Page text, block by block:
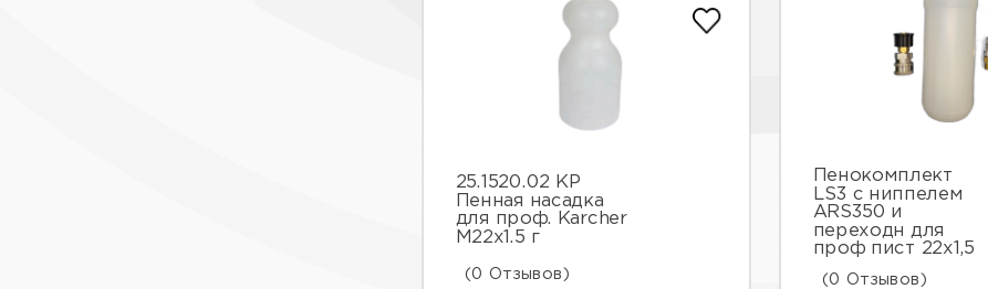
25.1520.02 КР
Пенная насадка
для проф. Karcher
М22х1.5 г
(0 Отзывов)
Пенокомплект
LS3 с ниппелем
ARS350 и
переходн для
проф пист 22х1,5
(0 Отзывов)